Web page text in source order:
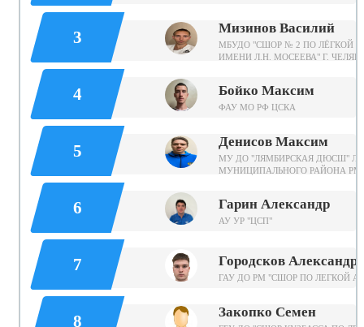
3 Мизинов Василий
МБУДО "СШОР № 2 ПО ЛЁГКОЙ
ИМЕНИ Л.Н. МОСЕЕВА" Г.
4 Бойко Максим
ФАУ МО РФ ЦСКА
5 Денисов Максим
МУ ДО "ЛЯМБИРСКАЯ ДЮСШ"
МУНИЦИПАЛЬНОГО РАЙОНА РМ
6 Гарин Александр
АУ УР "ЦСП"
7 Городсков Александр
ГАУ ДО РМ "СШОР ПО ЛЕГКОЙ
8 Закопко Семен